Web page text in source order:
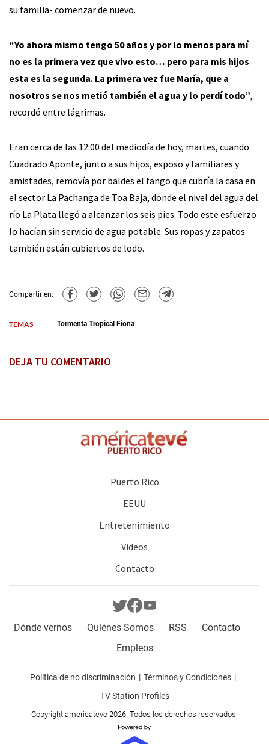
su familia- comenzar de nuevo.
“Yo ahora mismo tengo 50 años y por lo menos para mí
no es la primera vez que vivo esto… pero para mis hijos
esta es la segunda. La primera vez fue María, que a
nosotros se nos metió también el agua y lo perdí todo”,
recordó entre lágrimas.
Eran cerca de las 12:00 del mediodía de hoy, martes, cuando
Cuadrado Aponte, junto a sus hijos, esposo y familiares y
amistades, removía por baldes el fango que cubría la casa en
el sector La Pachanga de Toa Baja, donde el nivel del agua del
río La Plata llegó a alcanzar los seis pies. Todo este esfuerzo
lo hacían sin servicio de agua potable. Sus ropas y zapatos
también están cubiertos de lodo.
Compartir en:
TEMAS Tormenta Tropical Fiona
DEJA TU COMENTARIO
Puerto Rico
EEUU
Entretenimiento
Videos
Contacto
Dónde vernos Quiénes Somos RSS
Contacto
Empleos
Política de no discriminación
Términos y Condiciones
TV Station Profiles
Copyright americateve 2026. Todos los derechos reservados.